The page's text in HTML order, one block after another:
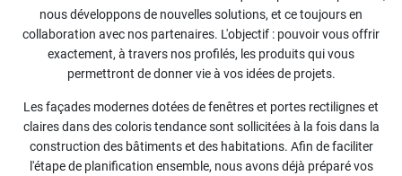
nous développons de nouvelles solutions, et ce toujours en
collaboration avec nos partenaires. L'objectif : pouvoir vous offrir
exactement, à travers nos profilés, les produits qui vous
permettront de donner vie à vos idées de projets.
Les façades modernes dotées de fenêtres et portes rectilignes et
claires dans des coloris tendance sont sollicitées à la fois dans la
construction des bâtiments et des habitations. Afin de faciliter
l'étape de planification ensemble, nous avons déjà préparé vos